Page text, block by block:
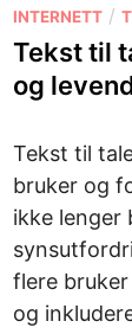
P
o
t
d
i
n
INTERNETT /
Tekst til
og
Tekst til
bruker og
ikke lenger
flere
og